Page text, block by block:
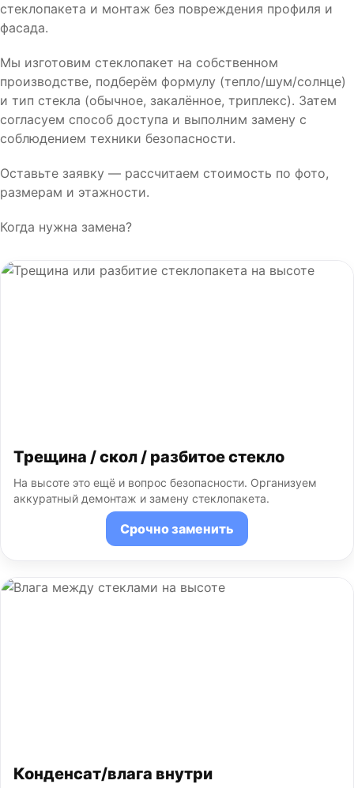
стеклопакета и монтаж без повреждения профиля и
фасада.
Мы изготовим стеклопакет на собственном
производстве, подберём формулу (тепло/шум/солнце)
и тип стекла (обычное, закалённое, триплекс). Затем
согласуем способ доступа и выполним замену с
соблюдением техники безопасности.
Оставьте заявку — рассчитаем стоимость по фото,
размерам и этажности.
Когда нужна замена?
Трещина / скол / разбитое стекло
На высоте это ещё и вопрос безопасности. Организуем
аккуратный демонтаж и замену стеклопакета.
Срочно заменить
Конденсат/влага внутри